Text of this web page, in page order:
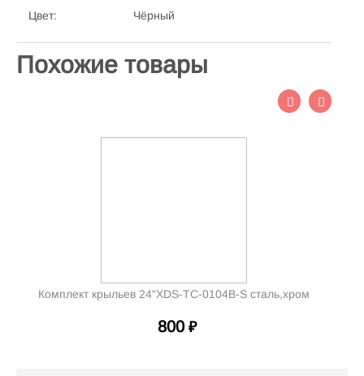
Цвет: Чёрный
Похожие товары
Комплект крыльев 24"XDS-TC-0104B-S сталь,хром
800 ₽